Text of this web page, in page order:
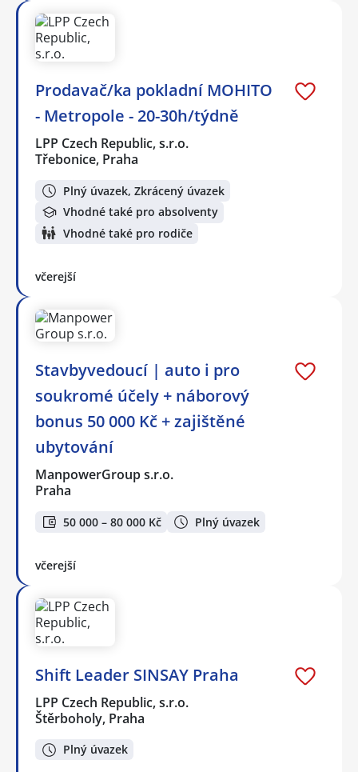
Prodavač/ka pokladní MOHITO
- Metropole - 20-30h/týdně
LPP Czech Republic, s.r.o.
Třebonice, Praha
Plný úvazek, Zkrácený úvazek
Vhodné také pro absolventy
Vhodné také pro rodiče
včerejší
Stavbyvedoucí | auto i pro
soukromé účely + náborový
bonus 50 000 Kč + zajištěné
ubytování
ManpowerGroup s.r.o.
Praha
50 000 – 80 000 Kč Plný úvazek
včerejší
Shift Leader SINSAY Praha
LPP Czech Republic, s.r.o.
Štěrboholy, Praha
Plný úvazek